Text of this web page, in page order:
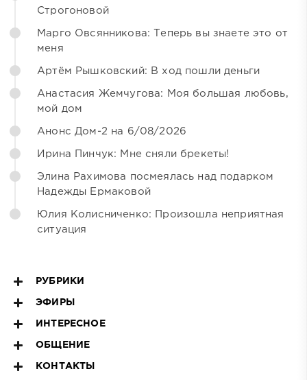
Строгоновой
Марго Овсянникова: Теперь вы знаете это от
меня
Артём Рышковский: В ход пошли деньги
Анастасия Жемчугова: Моя большая любовь,
мой дом
Анонс Дом-2 на 6/08/2026
Ирина Пинчук: Мне сняли брекеты!
Элина Рахимова посмеялась над подарком
Надежды Ермаковой
Юлия Колисниченко: Произошла неприятная
ситуация
РУБРИКИ
ЭФИРЫ
ИНТЕРЕСНОЕ
ОБЩЕНИЕ
КОНТАКТЫ